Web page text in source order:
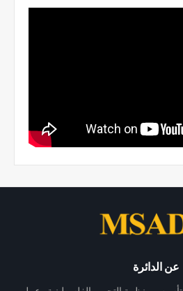
عن الدائرة